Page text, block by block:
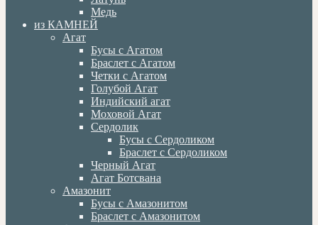
Медь
из КАМНЕЙ
Агат
Бусы с Агатом
Браслет с Агатом
Четки с Агатом
Голубой Агат
Индийский агат
Моховой Агат
Сердолик
Бусы с Сердоликом
Браслет с Сердоликом
Черный Агат
Агат Ботсвана
Амазонит
Бусы с Амазонитом
Браслет с Амазонитом